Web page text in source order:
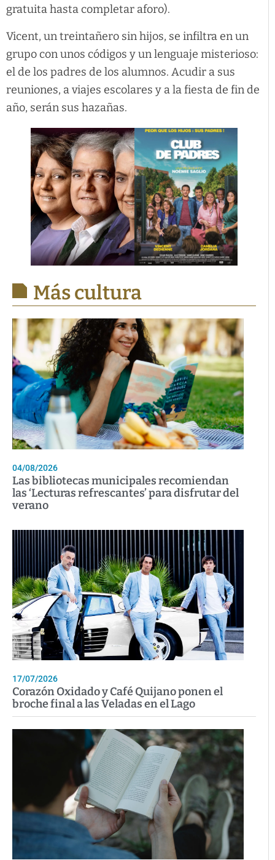
gratuita hasta completar aforo).
Vicent, un treintañero sin hijos, se infiltra en un
grupo con unos códigos y un lenguaje misterioso:
el de los padres de los alumnos. Acudir a sus
reuniones, a viajes escolares y a la fiesta de fin de
año, serán sus hazañas.
Más cultura
04/08/2026
Las bibliotecas municipales recomiendan
las ‘Lecturas refrescantes’ para disfrutar del
verano
17/07/2026
Corazón Oxidado y Café Quijano ponen el
broche final a las Veladas en el Lago